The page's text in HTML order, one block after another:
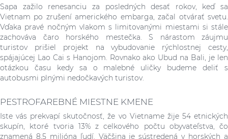
Sapa zažilo renesanciu za posledných desať rokov, keď sa
Vietnam po zrušení amerického embarga, začal otvárať svetu.
Vďaka pravé nočným vlakom s limitovanými miestami si stále
zachováva čaro horského mestečka. S nárastom záujmu
turistov prišiel projekt na vybudovanie rýchlostnej cesty,
spájajúcej Lao Cai s Hanojom. Rovnako ako Ubud na Bali, je len
otázkou času kedy sa o malebné uličky budeme deliť s
autobusmi plnými nedočkavých turistov.
PESTROFAREBNÉ MIESTNE KMENE
Iste vás prekvapí skutočnosť, že vo Vietname žije 54 etnických
skupín, ktoré tvoria 13% z celkového počtu obyvateľstva, čo
znamená 8,5 milióna ľudí. Väčšina je sústredená v horských a